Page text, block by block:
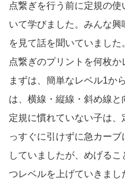
点繋ぎを行う前に定規の
いて学びました。みんな
を見て話を聞いていました
点繋ぎのプリントを何枚か
まずは、簡単なレベル1か
は、横線・縦線・斜め線と
定規に慣れていない子は、
っすぐに引けずに急カー
していましたが、めげる
つレベルを上げていきま